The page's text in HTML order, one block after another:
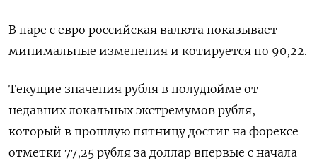
В паре с евро российская валюта показывает
минимальные изменения и котируется по 90,22.
Текущие значения рубля в полудюйме от
недавних локальных экстремумов рубля,
который в прошлую пятницу достиг на форексе
отметки 77,25 рубля за доллар впервые с начала